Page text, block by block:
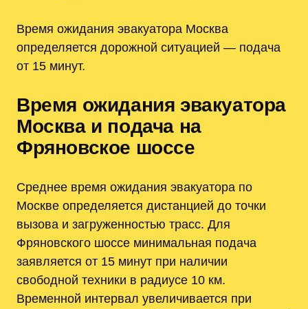
Время ожидания эвакуатора Москва
определяется дорожной ситуацией — подача
от 15 минут.
Время ожидания эвакуатора
Москва и подача на
Фряновское шоссе
Среднее время ожидания эвакуатора по
Москве определяется дистанцией до точки
вызова и загруженностью трасс. Для
Фряновского шоссе минимальная подача
заявляется от 15 минут при наличии
свободной техники в радиусе 10 км.
Временной интервал увеличивается при